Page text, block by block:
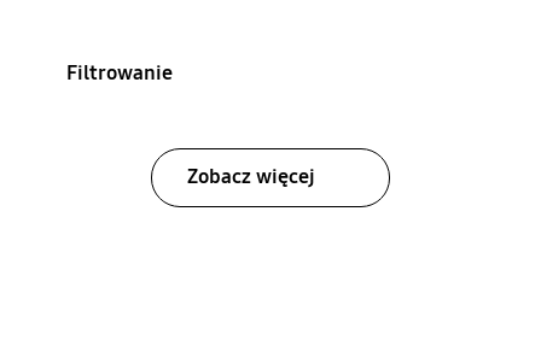
Filtrowanie
Zobacz więcej